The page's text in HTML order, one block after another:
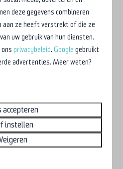
Vanaf
€ 289
3 nachten
Petten
deze gegevens combineren
aan ze heeft verstrekt of die ze
uw gebruik van hun diensten.
onsprivacybeleid.Google gebruikt
advertenties. Meer weten?
accepteren
instellen